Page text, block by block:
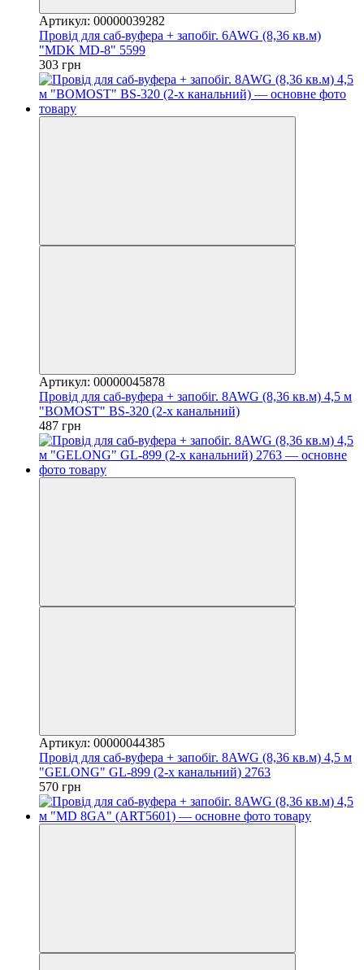
Артикул: 00000039282
Провід для саб-вуфера + запобіг. 6AWG (8,36 кв.м)
"MDK MD-8" 5599
303 грн
Артикул: 00000045878
Провід для саб-вуфера + запобіг. 8AWG (8,36 кв.м) 4,5 м
"BOMOST" BS-320 (2-х канальний)
487 грн
Артикул: 00000044385
Провід для саб-вуфера + запобіг. 8AWG (8,36 кв.м) 4,5 м
"GELONG" GL-899 (2-х канальний) 2763
570 грн